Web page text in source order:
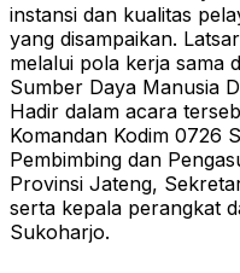
instansi dan kualitas
yang disampaikan.
melalui pola kerja sama
Sumber Daya Manusia
Hadir dalam acara
Komandan Kodim 0726
Pembimbing dan
Provinsi Jateng,
serta kepala perangkat
Sukoharjo.